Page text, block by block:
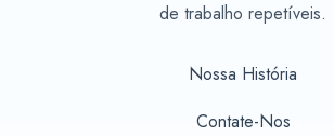
de trabalho repetíveis.
Nossa História
Contate-Nos